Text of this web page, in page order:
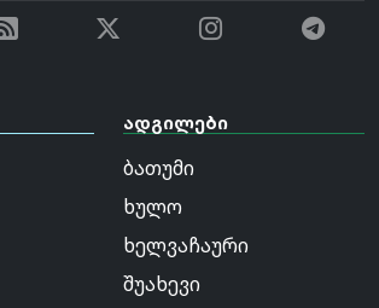
ადგილები
ბათუმი
ხულო
ხელვაჩაური
შუახევი